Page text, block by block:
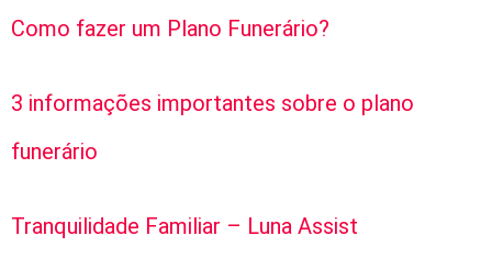
Como fazer um Plano Funerário?
3 informações importantes sobre o plano
funerário
Tranquilidade Familiar – Luna Assist